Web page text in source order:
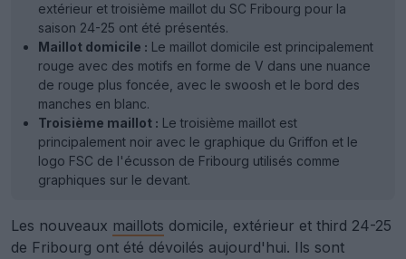
extérieur et troisième maillot du SC Fribourg pour la
saison 24-25 ont été présentés.
Maillot domicile : Le maillot domicile est principalement
rouge avec des motifs en forme de V dans une nuance
de rouge plus foncée, avec le swoosh et le bord des
manches en blanc.
Troisième maillot : Le troisième maillot est
principalement noir avec le graphique du Griffon et le
logo FSC de l'écusson de Fribourg utilisés comme
graphiques sur le devant.
Les nouveaux maillots domicile, extérieur et third 24-25
de Fribourg ont été dévoilés aujourd'hui. Ils sont